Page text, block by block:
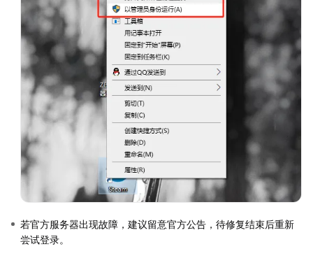
若官方服务器出现故障，建议留意官方公告，待修复结束后重新
尝试登录。